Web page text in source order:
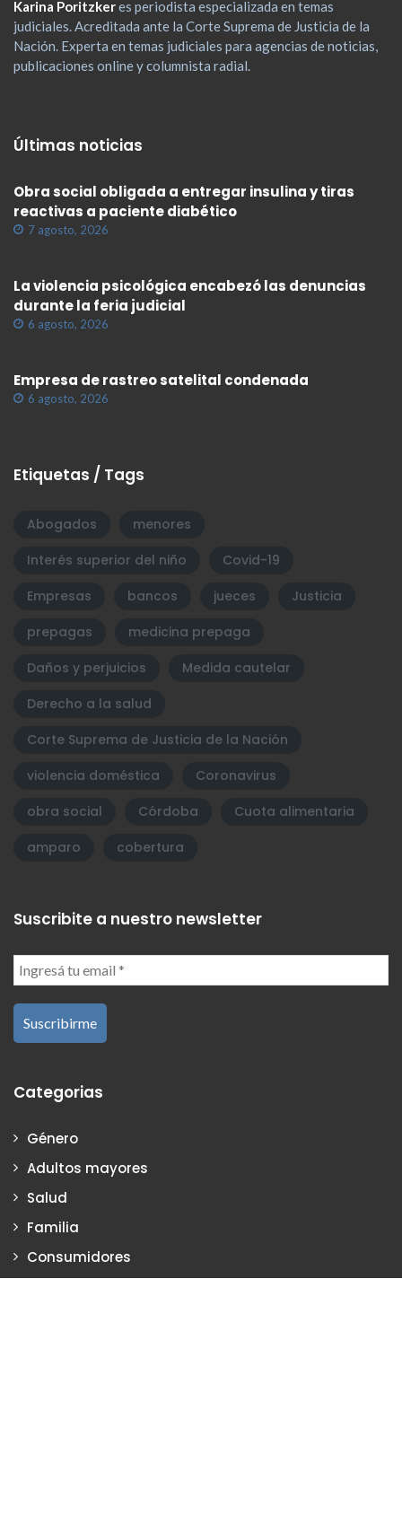
Karina Poritzkeres periodista especializada en temas
judiciales. Acreditada ante la Corte Suprema de Justicia de la
Nación. Experta en temas judiciales para agencias de noticias,
publicaciones online y columnista radial.
Últimas noticias
Obra social obligada a entregar insulina y tiras
reactivas a paciente diabético
7 agosto, 2026
La violencia psicológica encabezó las denuncias
durante la feria judicial
6 agosto, 2026
Empresa de rastreo satelital condenada
6 agosto, 2026
Etiquetas / Tags
Abogados
menores
Interés superior del niño
Covid-19
Empresas
bancos jueces
Justicia
prepagas
medicina prepaga
Daños y perjuicios
Medida cautelar
Derecho a la salud
Corte Suprema de Justicia de la Nación
violencia doméstica
Coronavirus
obra social
Córdoba
Cuota alimentaria
amparo
cobertura
Suscribite a nuestro newsletter
Categorias
Género
Adultos mayores
Salud
Familia
Consumidores